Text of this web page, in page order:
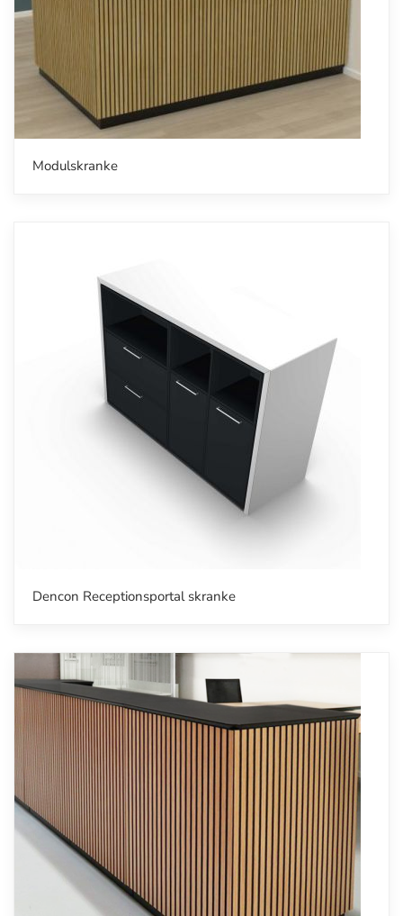
Modulskranke
Dencon Receptionsportal skranke